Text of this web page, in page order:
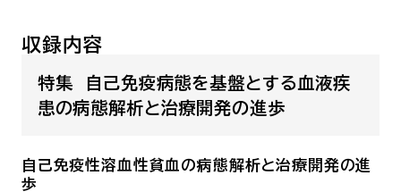
収録内容
特集 自己免疫病態を基盤とする血液疾
患の病態解析と治療開発の進歩
自己免疫性溶血性貧血の病態解析と治療開発の進
歩